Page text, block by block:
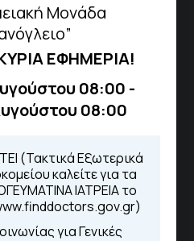
Μονάδα
ΕΦΗΜΕΡΙΑ!
08:00 -
08:00
(Τακτικά Εξωτερικά
καλείτε για τα
ΙΑΤΡΕΙΑ το
για Γενικές
με ΜΜΜ
Ραντεβού
eΡαντεβού
φωνητική πύλη του
"MyHealth